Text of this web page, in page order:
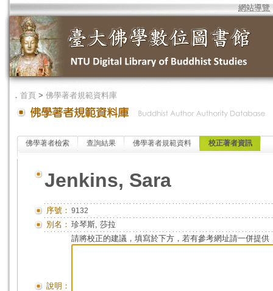
網站導覽
． 首頁 > 佛學著者規範資料庫
佛學著者檢索 查詢結果 佛學著者規範資料 校正著者資訊
Jenkins, Sara
序號： 9132
別名： 珍琴斯, 莎拉
說明：
請將校正的建議，填寫於下方，若有參考網址請一併提供